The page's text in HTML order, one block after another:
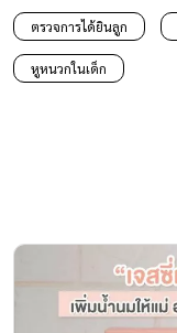
ตรวจการได้ยินลูก
หูหนวกในเด็ก